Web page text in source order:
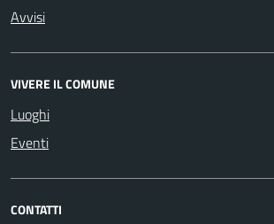
Avvisi
VIVERE IL COMUNE
Luoghi
Eventi
CONTATTI